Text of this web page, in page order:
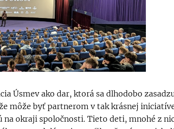
Úsmev ako dar, ktorá sa dlhodobo
môže byť partnerom v tak krásnej
okraji spoločnosti. Tieto deti, mnohé z